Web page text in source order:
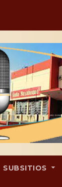
SUBSITIOS